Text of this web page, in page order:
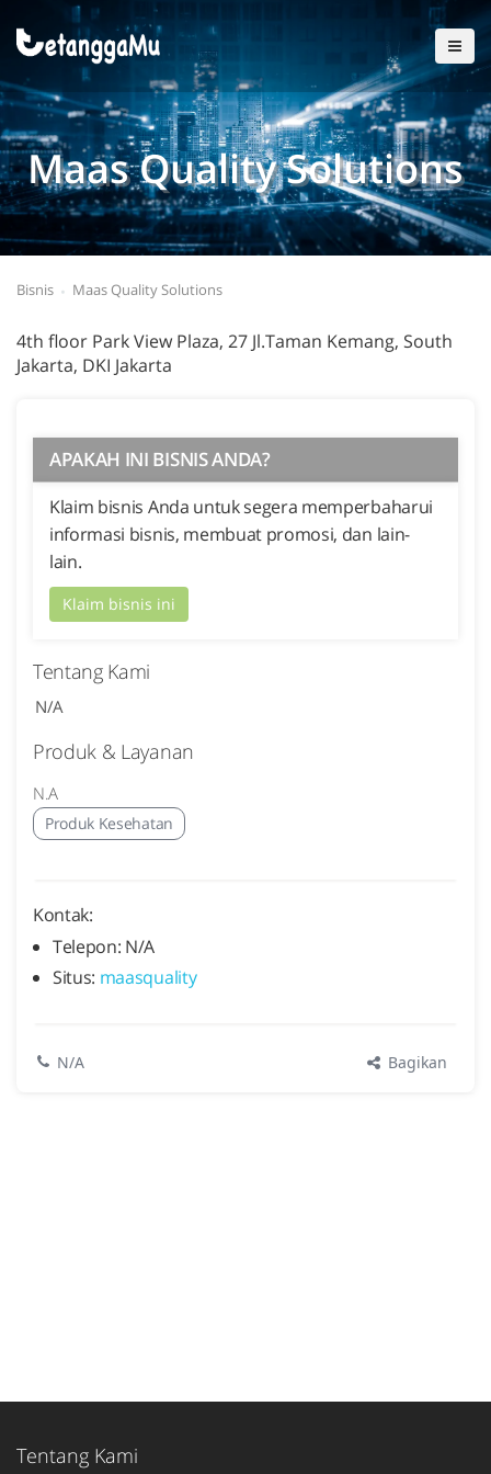
Maas Quality Solutions
Bisnis Maas Quality Solutions
4th floor Park View Plaza, 27 Jl.Taman Kemang, South
Jakarta, DKI Jakarta
APAKAH INI BISNIS ANDA?
Klaim bisnis Anda untuk segera memperbaharui
informasi bisnis, membuat promosi, dan lain-
lain.
Klaim bisnis ini
Tentang Kami
N/A
Produk & Layanan
N.A
Produk Kesehatan
Kontak:
Telepon: N/A
Situs: maasquality
N/A Bagikan
Tentang Kami